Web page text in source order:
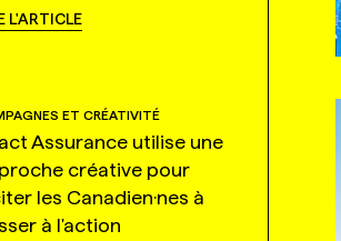
L'ARTICLE
ET CRÉATIVITÉ
Assurance utilise une
créative pour
les Canadien·nes à
à l'action